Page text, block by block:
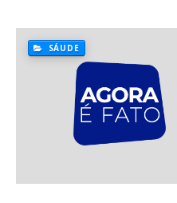
SÁUDE